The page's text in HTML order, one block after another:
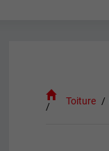
Toiture